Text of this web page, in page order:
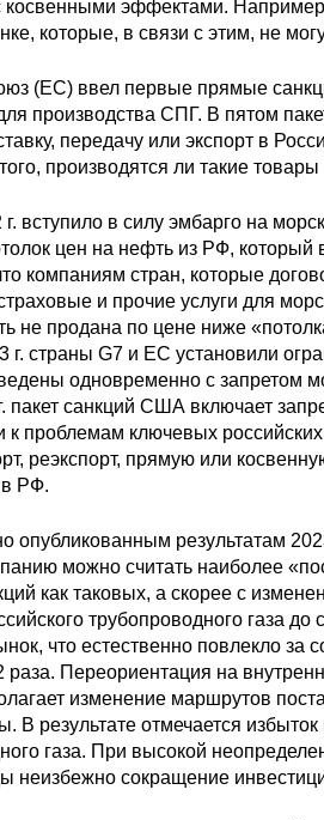
косвенными эффектами.
которые, в связи с этим, не
(ЕС) ввел первые прямые
производства СПГ. В пятом
передачу или экспорт в
производятся ли такие
г. вступило в силу эмбарго на
цен на нефть из РФ,
компаниям стран, которые
и прочие услуги для
не продана по цене ниже
г. страны G7 и ЕC установили
одновременно с запретом
пакет санкций США включает
к проблемам ключевых
реэкспорт, прямую или
РФ.
опубликованным результатам
можно считать наиболее
как таковых, а скорее с
трубопроводного газа
что естественно повлекло за
раза. Переориентация на
изменение маршрутов
В результате отмечается
газа. При высокой
неизбежно сокращение